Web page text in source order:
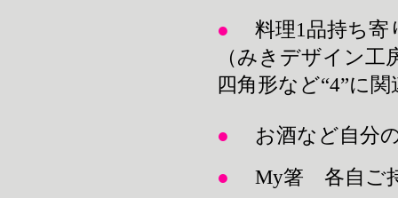
● 料理1品持ち寄
（みきデザイン工
四角形など“4”に
●
お酒など自分
●
My箸 各自ご